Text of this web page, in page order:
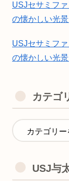
USJセサミフ
の懐かしい光
USJセサミフ
の懐かしい光
カテゴ
USJ与